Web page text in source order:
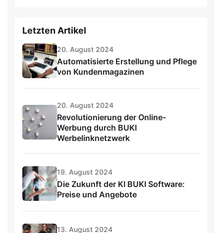
Letzten Artikel
20. August 2024
Automatisierte Erstellung und Pflege
von Kundenmagazinen
20. August 2024
Revolutionierung der Online-
Werbung durch BUKI
Werbelinknetzwerk
19. August 2024
Die Zukunft der KI BUKI Software:
Preise und Angebote
13. August 2024